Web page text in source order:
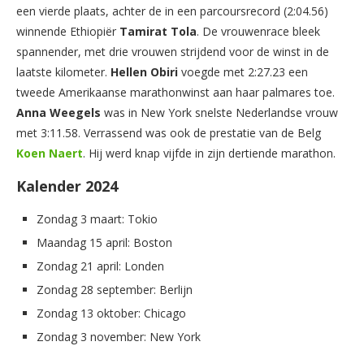
een vierde plaats, achter de in een parcoursrecord (2:04.56)
winnende Ethiopiër Tamirat Tola. De vrouwenrace bleek
spannender, met drie vrouwen strijdend voor de winst in de
laatste kilometer. Hellen Obiri voegde met 2:27.23 een
tweede Amerikaanse marathonwinst aan haar palmares toe.
Anna Weegels was in New York snelste Nederlandse vrouw
met 3:11.58. Verrassend was ook de prestatie van de Belg
Koen Naert. Hij werd knap vijfde in zijn dertiende marathon.
Kalender 2024
Zondag 3 maart: Tokio
Maandag 15 april: Boston
Zondag 21 april: Londen
Zondag 28 september: Berlijn
Zondag 13 oktober: Chicago
Zondag 3 november: New York